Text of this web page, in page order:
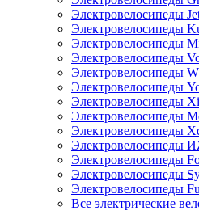
Электровелосипеды
Электровелосипеды
Электровелосипеды
Электровелосипеды
Электровелосипеды
Электровелосипеды
Электровелосипеды
Электровелосипеды
Электровелосипеды
Электровелосипеды
Электровелосипеды
Электровелосипеды
Электровелосипеды
Все электрические